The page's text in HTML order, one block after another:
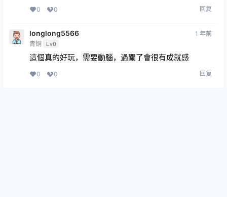
0 0 回复
longlong5566
青铜 Lv0
1 年前
這個真的好玩，需要動腦，過關了會很有成就感
0 0 回复